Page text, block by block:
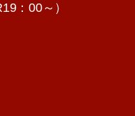
：00～）